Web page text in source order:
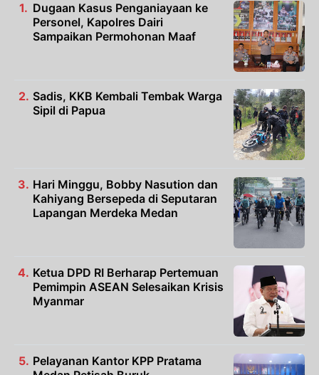
Dugaan Kasus Penganiayaan ke
Personel, Kapolres Dairi
Sampaikan Permohonan Maaf
Sadis, KKB Kembali Tembak Warga
Sipil di Papua
Hari Minggu, Bobby Nasution dan
Kahiyang Bersepeda di Seputaran
Lapangan Merdeka Medan
Ketua DPD RI Berharap Pertemuan
Pemimpin ASEAN Selesaikan Krisis
Myanmar
Pelayanan Kantor KPP Pratama